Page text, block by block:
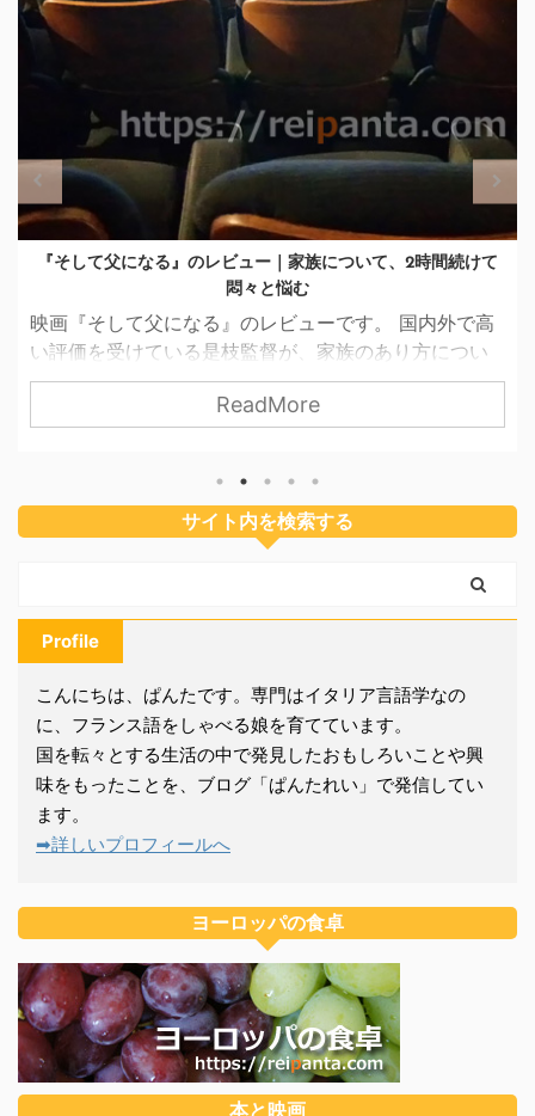
ポルトガルで潮干狩りができて驚いたお話
ポルトガルの海辺に行って、思いがけず潮干狩りをし
てきました。 潮干狩りは日本の専売特許のようなイメ
ージがあったので、 エライ人バスコダ・ガマの海で貝
をとる！ とは夢にも思っていなかったので、まさに驚
きの体験でした。 そんな夏休みの「外国で潮干狩り」
西の果てポルトガルへ行きました。 イベリア半島の西
側には大海原が広がっていて、ポルトガルの各地には
ReadMore
サイト内を検索する
Profile
こんにちは、ぱんたです。専門はイタリア言語学なの
に、フランス語をしゃべる娘を育てています。
国を転々とする生活の中で発見したおもしろいことや興
味をもったことを、ブログ「ぱんたれい」で発信してい
ます。
➡詳しいプロフィールへ
ヨーロッパの食卓
本と映画